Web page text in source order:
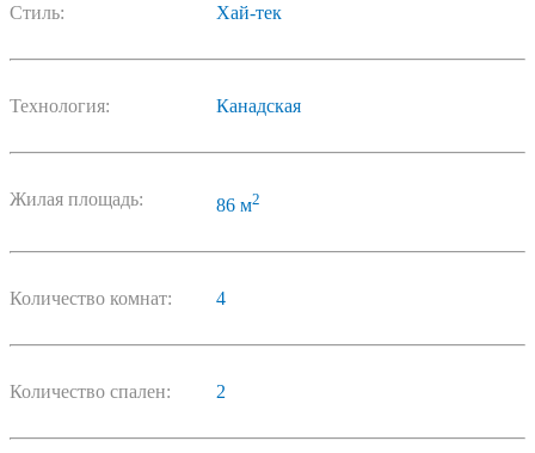
Стиль: Хай-тек
Технология: Канадская
Жилая площадь: 86 м2
Количество комнат: 4
Количество спален: 2